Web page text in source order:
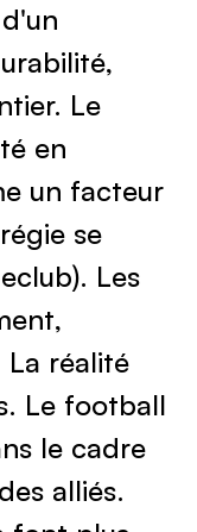
Le
en
un facteur
se
Les
réalité
Le football
le cadre
alliés.
font plus